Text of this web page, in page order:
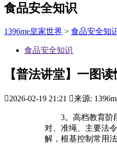
食品安全知识
1396me皇家世界 > 食品安全知
食品安全知识
【普法讲堂】一图
2026-02-19 21:21 来源:
3。高档教育阶
对、准绳、主要法
解，根基控制常用